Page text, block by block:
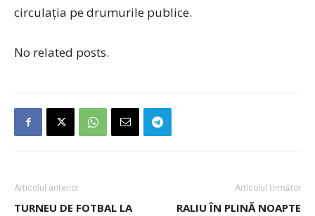
circulația pe drumurile publice.
No related posts.
Articolul anterior
TURNEU DE FOTBAL LA
Articolul Următor
RALIU ÎN PLINĂ NOAPTE